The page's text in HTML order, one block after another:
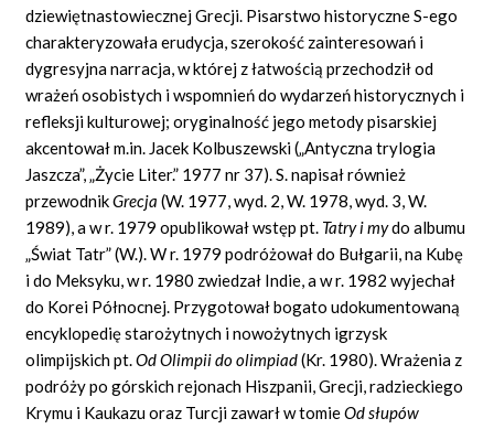
dziewiętnastowiecznej Grecji. Pisarstwo historyczne S-ego
charakteryzowała erudycja, szerokość zainteresowań i
dygresyjna narracja, w której z łatwością przechodził od
wrażeń osobistych i wspomnień do wydarzeń historycznych i
refleksji kulturowej; oryginalność jego metody pisarskiej
akcentował m.in. Jacek Kolbuszewski („Antyczna trylogia
Jaszcza”, „Życie Liter.” 1977 nr 37). S. napisał również
przewodnikGrecja (W. 1977, wyd. 2, W. 1978, wyd. 3, W.
1989), a w r. 1979 opublikował wstęp pt. Tatry i mydo albumu
„Świat Tatr” (W.). W r. 1979 podróżował do Bułgarii, na Kubę
i do Meksyku, w r. 1980 zwiedzał Indie, a w r. 1982 wyjechał
do Korei Północnej. Przygotował bogato udokumentowaną
encyklopedię starożytnych i nowożytnych igrzysk
olimpijskich pt.Od Olimpii do olimpiad(Kr. 1980). Wrażenia z
podróży po górskich rejonach Hiszpanii, Grecji, radzieckiego
Krymu i Kaukazu oraz Turcji zawarł w tomieOd słupów